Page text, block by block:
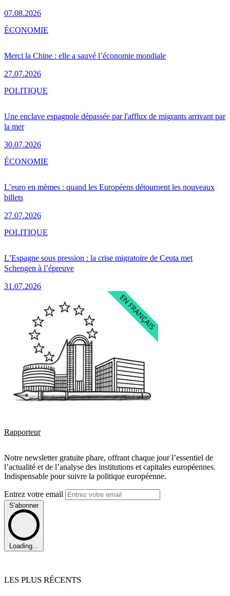
07.08.2026
Merci la Chine : elle a sauvé l’économie mondiale
27.07.2026
ÉCONOMIE
Une enclave espagnole dépassée par l'afflux de migrants arrivant par
la mer
30.07.2026
POLITIQUE
L’euro en mèmes : quand les Européens détournent les nouveaux
billets
27.07.2026
ÉCONOMIE
L’Espagne sous pression : la crise migratoire de Ceuta met
Schengen à l’épreuve
31.07.2026
POLITIQUE
Rapporteur
Notre newsletter gratuite phare, offrant chaque jour l’essentiel de
l’actualité et de l’analyse des institutions et capitales européennes.
Indispensable pour suivre la politique européenne.
Entrez votre email
S'abonner
Loading...
LES PLUS RÉCENTS